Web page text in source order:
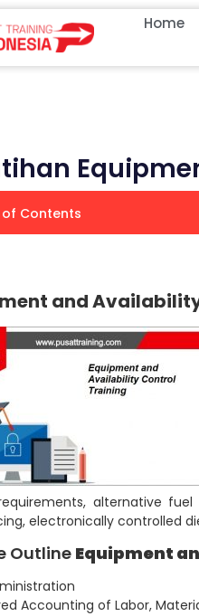
Home
Contents
and
alternative
electronically controlled
OutlineEquipment
Accounting of Labor,